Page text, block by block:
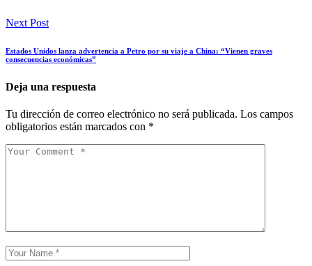
Next Post
Estados Unidos lanza advertencia a Petro por su viaje a China: “Vienen graves
consecuencias económicas”
Deja una respuesta
Tu dirección de correo electrónico no será publicada. Los campos
obligatorios están marcados con *